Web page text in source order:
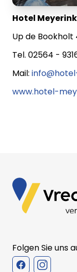
Hotel Meyerink
Up de Bookholt
Tel. 02564 -
Mail:
www.hotel-
Folgen Sie uns